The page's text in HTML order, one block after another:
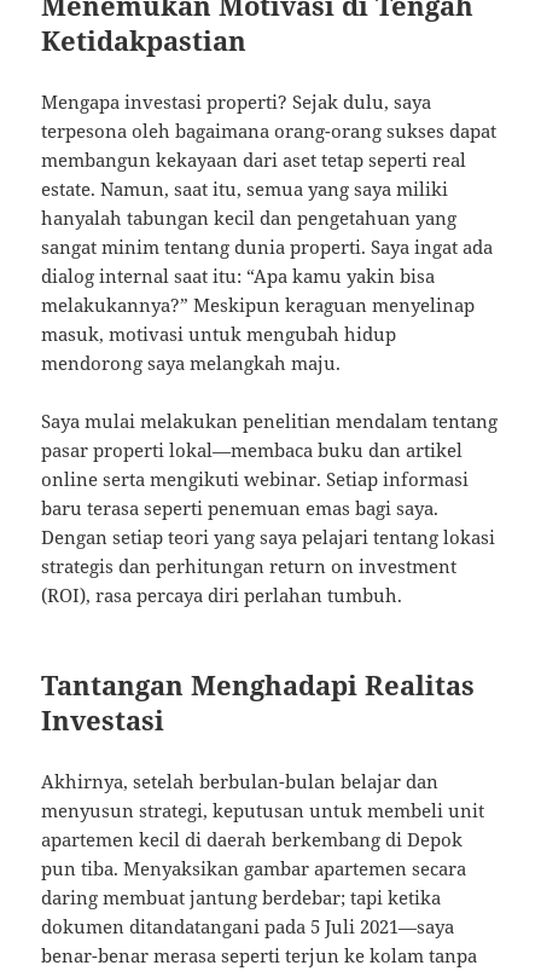
Ketidakpastian
Mengapa investasi properti? Sejak dulu, saya
terpesona oleh bagaimana orang-orang sukses dapat
membangun kekayaan dari aset tetap seperti real
estate. Namun, saat itu, semua yang saya miliki
hanyalah tabungan kecil dan pengetahuan yang
sangat minim tentang dunia properti. Saya ingat ada
dialog internal saat itu: “Apa kamu yakin bisa
melakukannya?” Meskipun keraguan menyelinap
masuk, motivasi untuk mengubah hidup
mendorong saya melangkah maju.
Saya mulai melakukan penelitian mendalam tentang
pasar properti lokal—membaca buku dan artikel
online serta mengikuti webinar. Setiap informasi
baru terasa seperti penemuan emas bagi saya.
Dengan setiap teori yang saya pelajari tentang lokasi
strategis dan perhitungan return on investment
(ROI), rasa percaya diri perlahan tumbuh.
Tantangan Menghadapi Realitas
Investasi
Akhirnya, setelah berbulan-bulan belajar dan
menyusun strategi, keputusan untuk membeli unit
apartemen kecil di daerah berkembang di Depok
pun tiba. Menyaksikan gambar apartemen secara
daring membuat jantung berdebar; tapi ketika
dokumen ditandatangani pada 5 Juli 2021—saya
benar-benar merasa seperti terjun ke kolam tanpa